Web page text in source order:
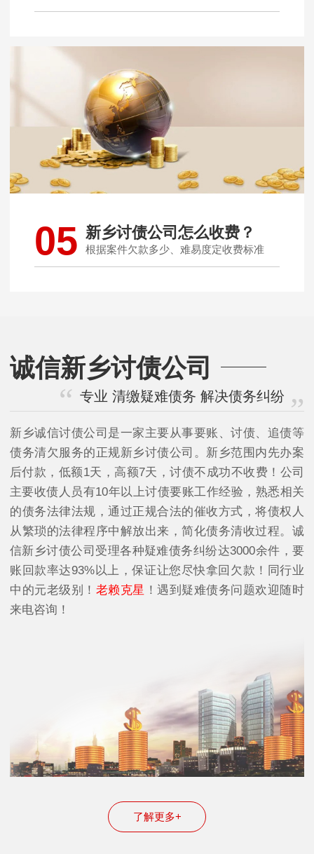
05 新乡讨债公司怎么收费？
根据案件欠款多少、难易度定收费标准
诚信新乡讨债公司
专业 清缴疑难债务 解决债务纠纷
新乡诚信讨债公司是一家主要从事要账、讨债、追债等
债务清欠服务的正规新乡讨债公司。新乡范围内先办案
后付款，低额1天，高额7天，讨债不成功不收费！公司
主要收债人员有10年以上讨债要账工作经验，熟悉相关
的债务法律法规，通过正规合法的催收方式，将债权人
从繁琐的法律程序中解放出来，简化债务清收过程。诚
信新乡讨债公司受理各种疑难债务纠纷达3000余件，要
账回款率达93%以上，保证让您尽快拿回欠款！同行业
中的元老级别！ 老赖克星 ！遇到疑难债务问题欢迎随时
来电咨询！
了解更多+